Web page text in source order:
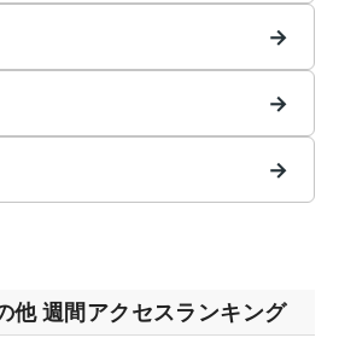
→
→
→
他 週間アクセスランキング